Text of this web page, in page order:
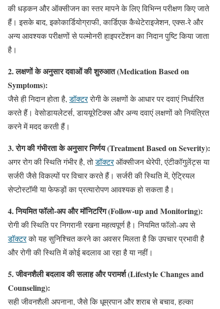
की धड़कन और ऑक्सीजन का स्तर मापने के लिए विभिन्न परीक्षण किए जाते
हैं। इसके बाद, इकोकार्डियोग्राफी, कार्डिएक कैथेटेराइजेशन, एक्स-रे और
अन्य आवश्यक परीक्षणों से पल्मोनरी हाइपरटेंशन का निदान पुष्टि किया जाता
है।
2. लक्षणों के अनुसार दवाओं की शुरुआत (Medication Based on
Symptoms):
जैसे ही निदान होता है,डॉक्टररोगी के लक्षणों के आधार पर दवाएं निर्धारित
करते हैं। वेसोडायलेटर्स, डाययूरेटिक्स और अन्य दवाएं लक्षणों को नियंत्रित
करने में मदद करती हैं।
3. रोग की गंभीरता के अनुसार निर्णय (Treatment Based on Severity):
अगर रोग की स्थिति गंभीर है, तोडॉक्टरऑक्सीजन थेरेपी, एंटीकॉगुलेंट्स या
सर्जरी जैसे विकल्पों पर विचार करते हैं। सर्जरी की स्थिति में, ऐट्रियल
सेप्टोस्टॉमी या फेफड़ों का प्रत्यारोपण आवश्यक हो सकता है।
4. नियमित फॉलो-अप और मॉनिटरिंग (Follow-up and Monitoring):
रोगी की स्थिति पर निगरानी रखना महत्वपूर्ण है। नियमित फॉलो-अप से
डॉक्टरको यह सुनिश्चित करने का अवसर मिलता है कि उपचार प्रभावी है
और रोगी की स्थिति में कोई बदलाव आ रहा है या नहीं।
5. जीवनशैली बदलाव की सलाह और परामर्श (Lifestyle Changes and
Counseling):
सही जीवनशैली अपनाना, जैसे कि धूम्रपान और शराब से बचाव, हल्का